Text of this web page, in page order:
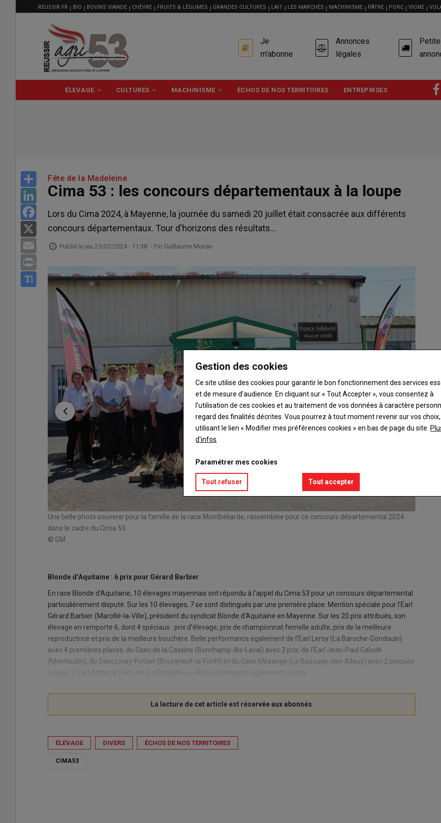
MENU
FILIÈRE
REUSSIR.FR BIO BOVINS VIANDE CHÈVRE FRUITS & LÉGUMES GRANDES CULTURES LAIT LES MARCHÉS MACHINISME PÂTRE PORC VIGNE
USER
ACCOUNT
MENU
Je
m'abonne
Annonces
légales
PRINCIPALE
ÉLEVAGE CULTURES MACHINISME ÉCHOS DE NOS TERRITOIRES ENTREPRISES
Share
LinkedIn
Facebook
Email
Fête de la Madeleine
Cima 53 : les concours départementaux à la loupe
Lors du Cima 2024, à Mayenne, la journée du samedi 20 juillet était consacrée aux différents
concours départementaux. Tour d'horizons des résultats...
Publié le jeu 25/07/2024 - 11:38 - Par Guillaume Murian
Une belle photo souvenir pour la famille de la race Montbéliarde, rassemblée pour ce concours départemental 2024
dans le cadre du Cima 53.
© GM
Blonde d’Aquitaine : 6 prix pour Gérard Barbier
En race Blonde d’Aquitaine, 10 élevages mayennais ont répondu à l’appel du Cima 53 pour un concours départemental
particulièrement disputé. Sur les 10 élevages, 7 se sont distingués par une première place. Mention spéciale pour l’Earl
Gérard Barbier (Marcillé-la-Ville), président du syndicat Blonde d’Aquitaine en Mayenne. Sur les 20 prix attribués, son
élevage en remporte 6, dont 4 spéciaux : prix d'élevage, prix de championnat femelle adulte, prix de la meilleure
reproductrice et prix de la meilleure bouchère. Belle performance également de l’Earl Leroy (La Baroche-Gondouin)
avec 4 premières places, du Gaec de la Cassine (Bonchamp-lès-Laval) avec 3 prix, de l’Earl Jean-Paul Galodé
(Montaudin), du Gaec Linay-Pottier (Bourgneuf-la-Forêt) et du Gaec Mézange (La Bazouge-des-Alleux) avec 2 plaques
rouges. L’Earl Anthony Derouet (La Chapelle-au-Riboul) remporte également un prix.
ÉLEVAGE DIVERS ÉCHOS DE NOS TERRITOIRES
CIMA53
Gestion des cookies
Ce site utilise des cookies pour garantir le bon fonctionnement des services
et de mesure d’audience. En cliquant sur « Tout Accepter », vous consentez à
l’utilisation de ces cookies et au traitement de vos données à caractère
regard des finalités décrites. Vous pourrez à tout moment revenir sur vos
utilisant le lien « Modifier mes préférences cookies » en bas de page du site.
d'infos
Paramétrer mes cookies
Tout refuser Tout accepter